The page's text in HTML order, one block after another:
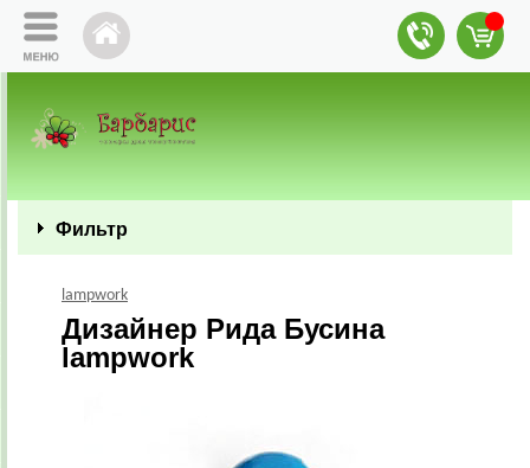
Фильтр
lampwork
Дизайнер Рида Бусина
lampwork